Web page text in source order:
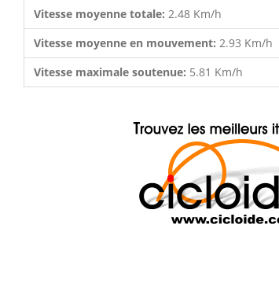
Vitesse moyenne totale: 2.48 Km/h
Vitesse moyenne en mouvement: 2.93 Km/h
Vitesse maximale soutenue: 5.81 Km/h